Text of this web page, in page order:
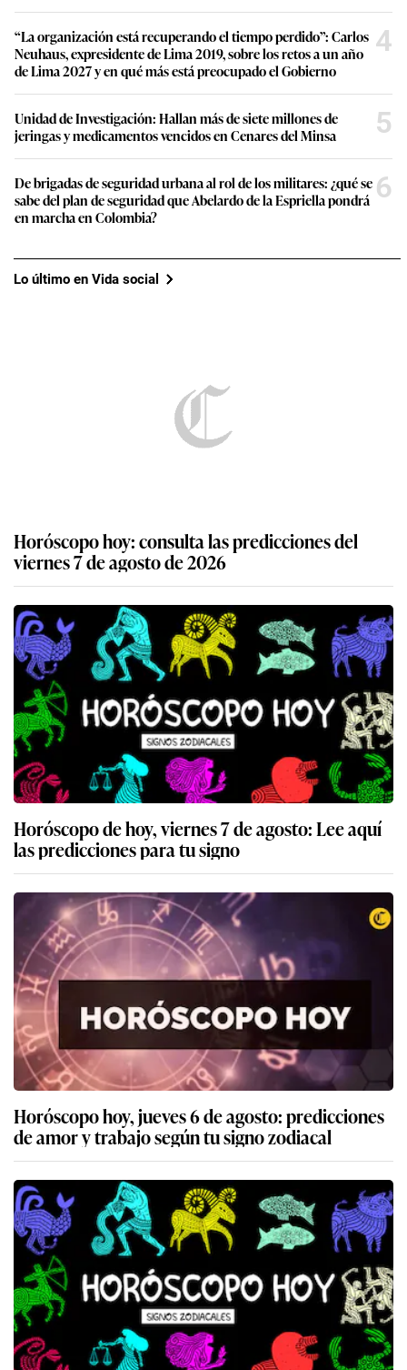
“La organización está recuperando el tiempo perdido”: Carlos
Neuhaus, expresidente de Lima 2019, sobre los retos a un año
de Lima 2027 y en qué más está preocupado el Gobierno
4
Unidad de Investigación: Hallan más de siete millones de
jeringas y medicamentos vencidos en Cenares del Minsa
5
De brigadas de seguridad urbana al rol de los militares: ¿qué se
sabe del plan de seguridad que Abelardo de la Espriella pondrá
en marcha en Colombia?
6
Lo último en Vida social
Horóscopo hoy: consulta las predicciones del
viernes 7 de agosto de 2026
Horóscopo de hoy, viernes 7 de agosto: Lee aquí
las predicciones para tu signo
Horóscopo hoy, jueves 6 de agosto: predicciones
de amor y trabajo según tu signo zodiacal